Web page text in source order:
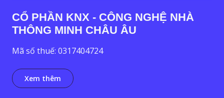
CỔ PHẦN KNX - CÔNG NGHỆ NHÀ
THÔNG MINH CHÂU ÂU
Mã số thuế: 0317404724
Xem thêm